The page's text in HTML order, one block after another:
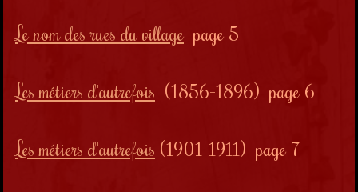
Le nom des rues du village page 5
Les métiers d'autrefois (1856-1896) page 6
Les métiers d'autrefois (1901-1911) page 7